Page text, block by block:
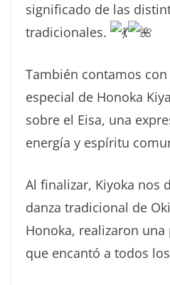
significado de las
tradicionales.
También contamos
especial de Honoka
sobre el Eisa, una
energía y espíritu
Al finalizar, Kiyoka nos
danza tradicional de
Honoka, realizaron
que encantó a todos